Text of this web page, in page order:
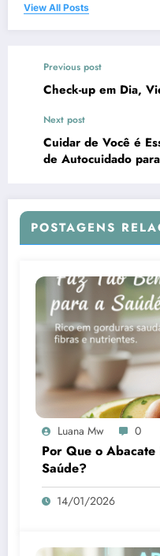
View All Posts
Previous post
Check-up em Dia,
Next post
Cuidar de Você é
de Autocuidado
POSTAGENS
Luana Mw 0
Por Que o Abacate
Saúde?
14/01/2026